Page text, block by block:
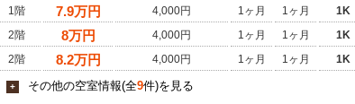
1階
7.9万円 4,000円 1ヶ月 1ヶ月 1K
2階
8万円 4,000円 1ヶ月 1ヶ月 1K
2階
8.2万円 4,000円 1ヶ月 1ヶ月 1K
+ その他の空室情報(全9件)を見る